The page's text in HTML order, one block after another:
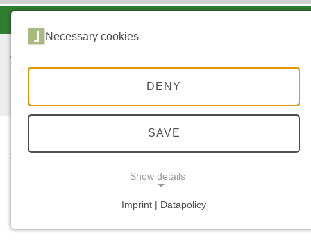
START ...
Necessary cookies
DENY
SAVE
Show details
Imprint | Datapolicy